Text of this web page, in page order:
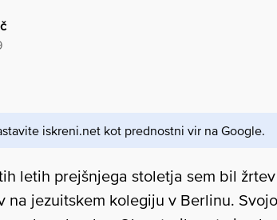
iskreni.net kot prednostni vir na Google.
letih prejšnjega stoletja sem bil
na jezuitskem kolegiju v Berlinu.